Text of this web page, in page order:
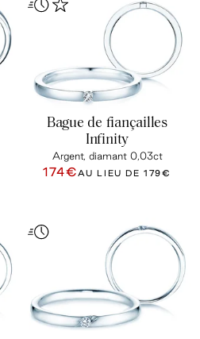
Bague de fiançailles
Infinity
Argent, diamant 0,03ct
174€AU LIEU DE179€